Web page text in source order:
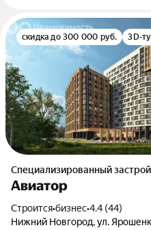
скидка до 300 000 руб. 3D-
Специализированный
Авиатор
Строится•бизнес•4.4 (44)
Нижний Новгород, ул.